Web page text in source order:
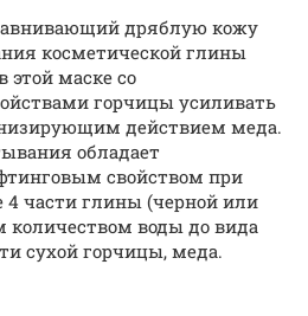
дряблую кожу
косметической глины
этой маске со
горчицы усиливать
действием меда.
обладает
свойством при
части глины (черной или
количеством воды до вида
сухой горчицы, меда.